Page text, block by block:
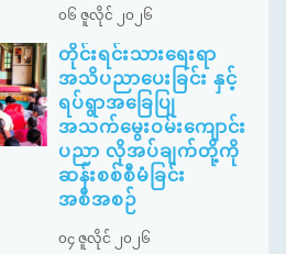
၀၆ ဇူလိုင် ၂၀၂၆
တိုင်းရင်းသားရေးရာ
အသိပညာပေးခြင်း နှင့်
ရပ်ရွာအခြေပြု
အသက်မွေးဝမ်းကျောင်း
ပညာ လိုအပ်ချက်တို့ကို
ဆန်းစစ်စီမံခြင်း
အစီအစဉ်
၀၄ ဇူလိုင် ၂၀၂၆